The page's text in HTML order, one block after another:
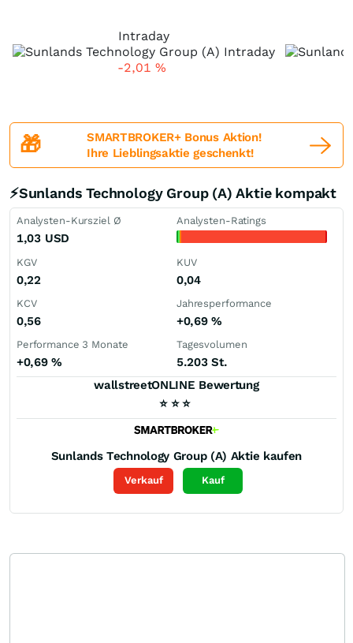
Intraday
-2,01 %
🎁
SMARTBROKER+ Bonus Aktion!
Ihre Lieblingsaktie geschenkt!
⚡Sunlands Technology Group (A) Aktie kompakt
Analysten-Kursziel Ø
1,03 USD
Analysten-Ratings
KGV
0,22
KUV
0,04
KCV
0,56
Jahresperformance
+0,69%
Performance 3 Monate
+0,69%
Tagesvolumen
5.203 St.
wallstreetONLINE Bewertung
⭐ ⭐ ⭐
Sunlands Technology Group (A) Aktie kaufen
Verkauf Kauf